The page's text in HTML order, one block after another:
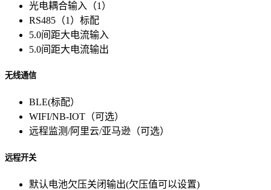
光电耦合输入（1）
RS485（1）标配
5.0间距大电流输入
5.0间距大电流输出
无线通信
BLE(标配）
WIFI/NB-IOT（可选）
远程监测/阿里云/亚马逊（可选）
远程开关
默认电池欠压关闭输出(欠压值可以设置)